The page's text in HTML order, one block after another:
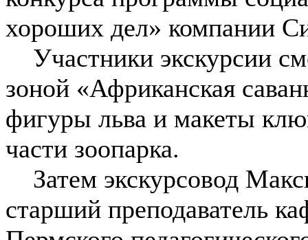
хороших дел» компании
Участники экскурсии
зоной «Африканская
фигуры льва и макеты
части зоопарка.
Затем экскурсовод
старший преподаватель